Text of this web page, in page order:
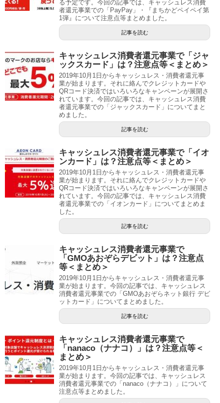
る予定です。今回の記事では、キャッシュレス消費
者還元事業での「PayPay」・『まちかどペイペイ第
1弾』について注意点等まとめました。
記事を読む
キャッシュレス消費者還元事業で「ジャ
ックスカード」は？注意点等＜まとめ＞
2019年10月1日からキャッシュレス・消費者還元事
業が始まります。それに絡んでクレジットカードや
QRコード決済ではいろいろなキャンペーンが展開さ
れています。今回の記事では、キャッシュレス消費
者還元事業での「ジャックスカード」についてまと
めました。
記事を読む
キャッシュレス消費者還元事業で「イオ
ンカード」は？注意点等＜まとめ＞
2019年10月1日からキャッシュレス・消費者還元事
業が始まります。それに絡んでクレジットカードや
QRコード決済ではいろいろなキャンペーンが展開さ
れています。今回の記事では、キャッシュレス消費
者還元事業での「イオンカード」についてまとめま
した。
記事を読む
キャッシュレス消費者還元事業で
「GMOあおぞらデビット」は？注意点
等＜まとめ＞
2019年10月1日からキャッシュレス・消費者還元事
業が始まります。今回の記事では、キャッシュレス
消費者還元事業での「GMOあおぞらネット銀行 デビ
ットカード」についてまとめました。
記事を読む
キャッシュレス消費者還元事業で
「nanaco（ナナコ）」は？注意点等＜
まとめ＞
2019年10月1日からキャッシュレス・消費者還元事
業が始まります。今回の記事では、キャッシュレス
消費者還元事業での「nanaco（ナナコ）」について
注意点等まとめました。